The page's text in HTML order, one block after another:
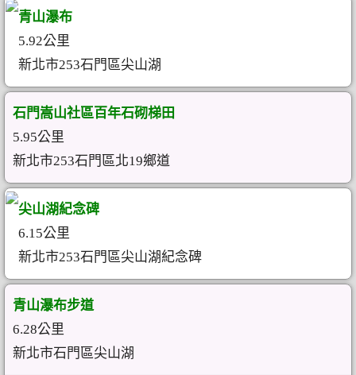
青山瀑布
5.92公里
新北市253石門區尖山湖
石門嵩山社區百年石砌梯田
5.95公里
新北市253石門區北19鄉道
尖山湖紀念碑
6.15公里
新北市253石門區尖山湖紀念碑
青山瀑布步道
6.28公里
新北市石門區尖山湖